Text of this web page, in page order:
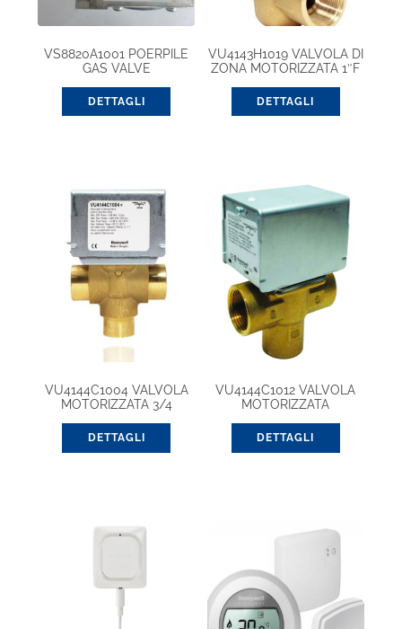
VS8820A1001 POERPILE
GAS VALVE
DETTAGLI
VU4143H1019 VALVOLA DI
ZONA MOTORIZZATA 1″F
DETTAGLI
VU4144C1004 VALVOLA
MOTORIZZATA 3/4
DETTAGLI
VU4144C1012 VALVOLA
MOTORIZZATA
DETTAGLI